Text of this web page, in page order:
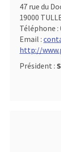
47 rue du
19000
Téléphone :
Email :
http://
Président :